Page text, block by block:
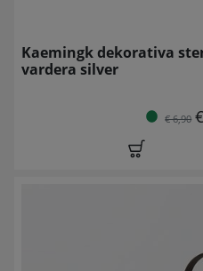
Kaemingk dekorativa
vardera silver
€ 6,90